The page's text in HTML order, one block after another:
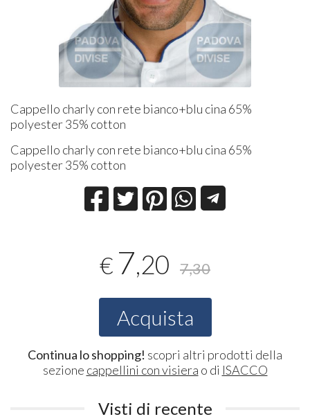
Cappello charly con rete bianco+blu cina 65%
polyester 35% cotton
Cappello charly con rete bianco+blu cina 65%
polyester 35% cotton
€ 7,20 7,30
Acquista
Continua lo shopping! scopri altri prodotti della
sezione cappellini con visiera o di ISACCO
Visti di recente